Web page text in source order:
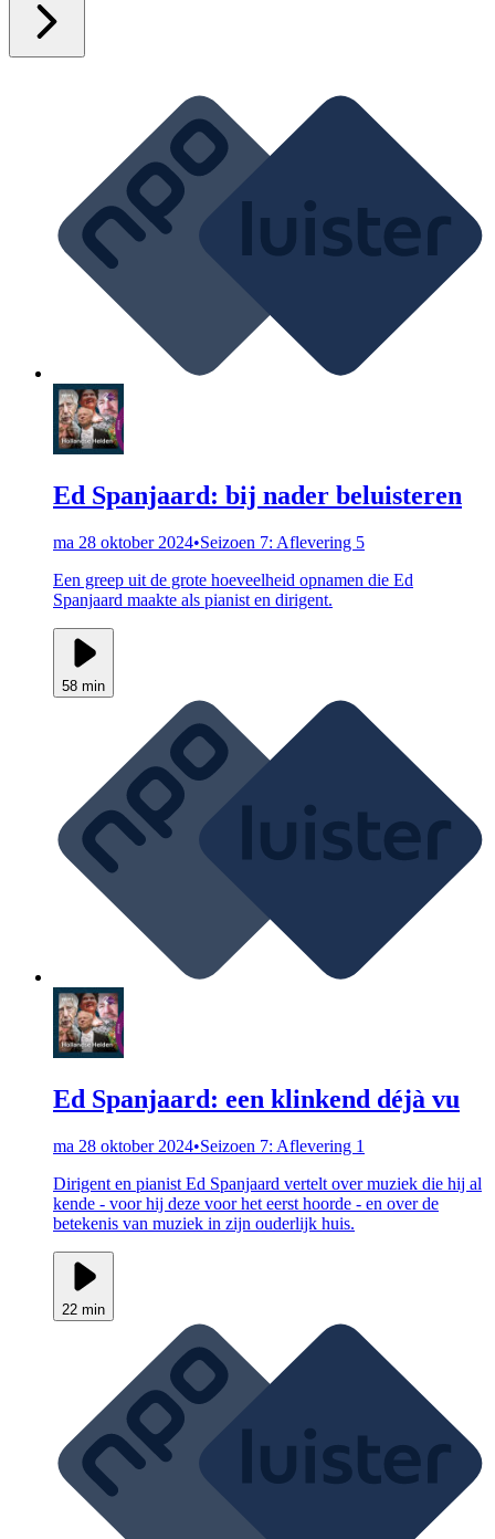
Ed Spanjaard: bij nader beluisteren
ma 28 oktober 2024•Seizoen 7: Aflevering 5
Een greep uit de grote hoeveelheid opnamen die Ed
Spanjaard maakte als pianist en dirigent.
58 min
Ed Spanjaard: een klinkend déjà vu
ma 28 oktober 2024•Seizoen 7: Aflevering 1
Dirigent en pianist Ed Spanjaard vertelt over muziek die hij al
kende - voor hij deze voor het eerst hoorde - en over de
betekenis van muziek in zijn ouderlijk huis.
22 min